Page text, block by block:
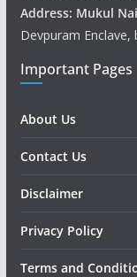
Address: Mukul
Devpuram Enclave,
Important Pages
About Us
Contact Us
Disclaimer
Privacy Policy
Terms and